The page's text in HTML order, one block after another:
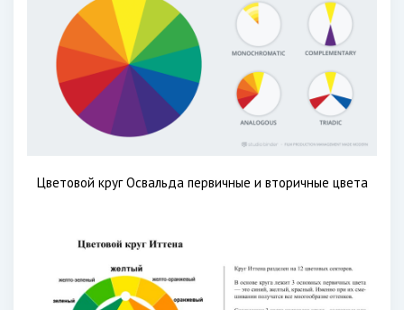
Цветовой круг Освальда первичные и вторичные цвета